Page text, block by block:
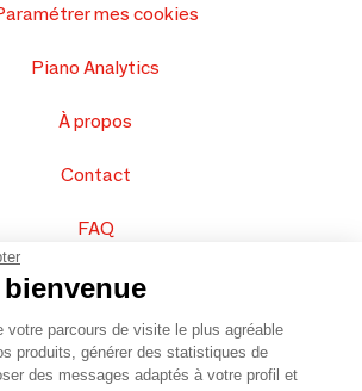
mes cookies
Piano Analytics
À propos
Contact
FAQ
Vendez vos produits
Plan du site
votre parcours de visite le plus agréable
produits, générer des statistiques de
des messages adaptés à votre profil et